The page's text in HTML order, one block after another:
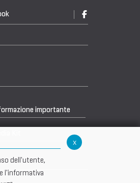
importante
x
dell'utente,
l'informativa